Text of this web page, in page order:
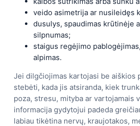
veido asimetrija ar nusileidęs
dusulys, spaudimas krūtinėje
silpnumas;
staigus regėjimo
alpimas.
Jei dilgčiojimas kartojasi be aiškios
stebėti, kada jis atsiranda, kiek
poza, stresu, mityba ar vartojamais
informacija gydytojui padeda
labiau tikėtina nervų, kraujotakos,